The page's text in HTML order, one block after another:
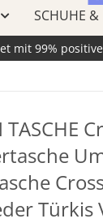
SCHUHE &
mit 99%
TASCHE
Türkis